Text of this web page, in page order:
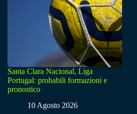
Santa Clara Nacional, Liga
Portugal: probabili formazioni e
pronostico
10 Agosto 2026